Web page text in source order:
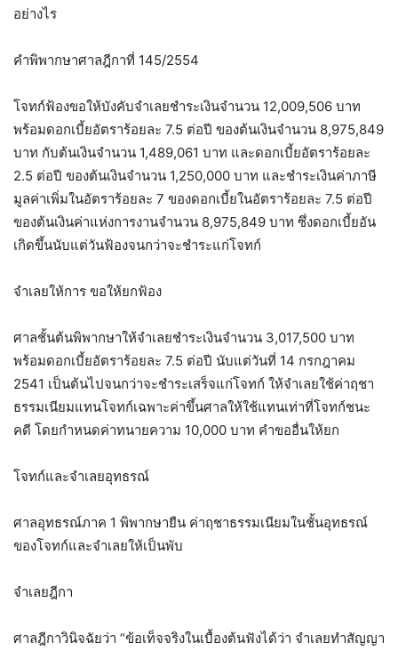
อย่างไร
คำพิพากษาศาลฎีกาที่ 145/2554
โจทก์ฟ้องขอให้บังคับจำเลยชำระเงินจำนวน 12,009,506 บาท
พร้อมดอกเบี้ยอัตราร้อยละ 7.5 ต่อปี ของต้นเงินจำนวน 8,975,849
บาท กับต้นเงินจำนวน 1,489,061 บาท และดอกเบี้ยอัตราร้อยละ
2.5 ต่อปี ของต้นเงินจำนวน 1,250,000 บาท และชำระเงินค่าภาษี
มูลค่าเพิ่มในอัตราร้อยละ 7 ของดอกเบี้ยในอัตราร้อยละ 7.5 ต่อปี
ของต้นเงินค่าแห่งการงานจำนวน 8,975,849 บาท ซึ่งดอกเบี้ยอัน
เกิดขึ้นนับแต่วันฟ้องจนกว่าจะชำระแก่โจทก์
จำเลยให้การ ขอให้ยกฟ้อง
ศาลชั้นต้นพิพากษาให้จำเลยชำระเงินจำนวน 3,017,500 บาท
พร้อมดอกเบี้ยอัตราร้อยละ 7.5 ต่อปี นับแต่วันที่ 14 กรกฎาคม
2541 เป็นต้นไปจนกว่าจะชำระเสร็จแก่โจทก์ ให้จำเลยใช้ค่าฤชา
ธรรมเนียมแทนโจทก์เฉพาะค่าขึ้นศาลให้ใช้แทนเท่าที่โจทก์ชนะ
คดี โดยกำหนดค่าทนายความ 10,000 บาท คำขออื่นให้ยก
โจทก์และจำเลยอุทธรณ์
ศาลอุทธรณ์ภาค 1 พิพากษายืน ค่าฤชาธรรมเนียมในชั้นอุทธรณ์
ของโจทก์และจำเลยให้เป็นพับ
จำเลยฎีกา
ศาลฎีกาวินิจฉัยว่า “ข้อเท็จจริงในเบื้องต้นฟังได้ว่า จำเลยทำสัญญา